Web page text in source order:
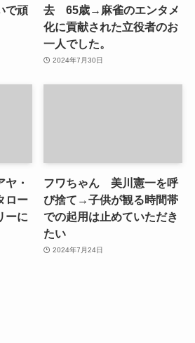
で頑
去 65歳→麻雀のエンタメ
化に貢献された立役者のお
一人でした。
2024年7月30日
・
ロー
ーに
フワちゃん 美川憲一を呼
び捨て→子供が観る時間帯
での起用は止めていただき
たい
2024年7月24日